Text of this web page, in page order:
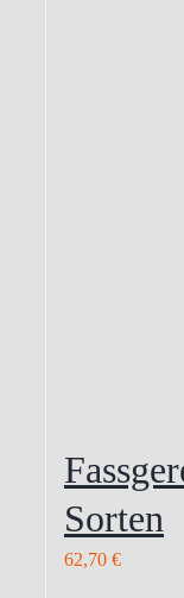
Sorten
62,70 €